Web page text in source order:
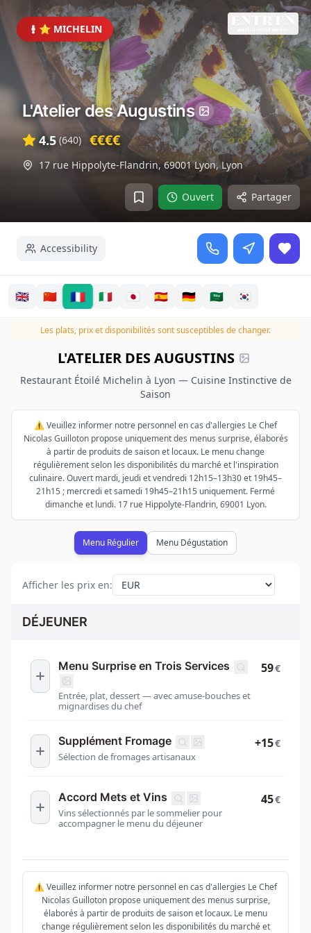
⭐ MICHELIN
Ouvert Partager
L'Atelier des Augustins
4.5 (640) €€€€
17 rue Hippolyte-Flandrin, 69001 Lyon,Lyon
Accessibility
🇬🇧 🇨🇳 🇫🇷 🇮🇹 🇯🇵 🇪🇸 🇩🇪 🇸🇦 🇰🇷
Les plats, prix et disponibilités sont susceptibles de changer.
L'ATELIER DES AUGUSTINS
Restaurant Étoilé Michelin à Lyon — Cuisine Instinctive de
Saison
⚠️ Veuillez informer notre personnel en cas d'allergies Le Chef
Nicolas Guilloton propose uniquement des menus surprise, élaborés
à partir de produits de saison et locaux. Le menu change
régulièrement selon les disponibilités du marché et l'inspiration
culinaire. Ouvert mardi, jeudi et vendredi 12h15–13h30 et 19h45–
21h15 ; mercredi et samedi 19h45–21h15 uniquement. Fermé
dimanche et lundi. 17 rue Hippolyte-Flandrin, 69001 Lyon.
Menu Régulier Menu Dégustation
Afficher les prix en:
DÉJEUNER
Menu Surprise en Trois Services
Entrée, plat, dessert — avec amuse-bouches et
mignardises du chef
59€
Supplément Fromage
Sélection de fromages artisanaux
+15€
Accord Mets et Vins
Vins sélectionnés par le sommelier pour
accompagner le menu du déjeuner
45€
⚠️ Veuillez informer notre personnel en cas d'allergies Le Chef
Nicolas Guilloton propose uniquement des menus surprise,
élaborés à partir de produits de saison et locaux. Le menu
change régulièrement selon les disponibilités du marché et